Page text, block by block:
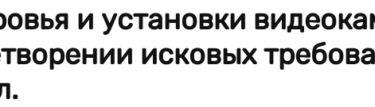
и установки
исковых